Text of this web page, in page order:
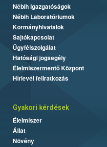
Nébih Igazgatóságok
Nébih Laboratóriumok
Kormányhivatalok
Sajtókapcsolat
Ügyfélszolgálat
Hatósági jogsegély
Élelmiszermentő Központ
Hírlevél feliratkozás
Gyakori kérdések
Élelmiszer
Állat
Növény